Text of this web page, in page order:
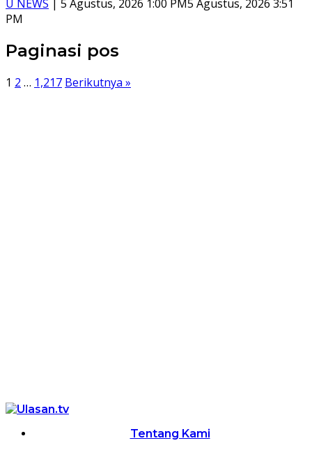
U NEWS | 5 Agustus, 2026 1:00 PM5 Agustus, 2026 3:51
PM
Paginasi pos
1 2 … 1,217 Berikutnya »
Tentang Kami